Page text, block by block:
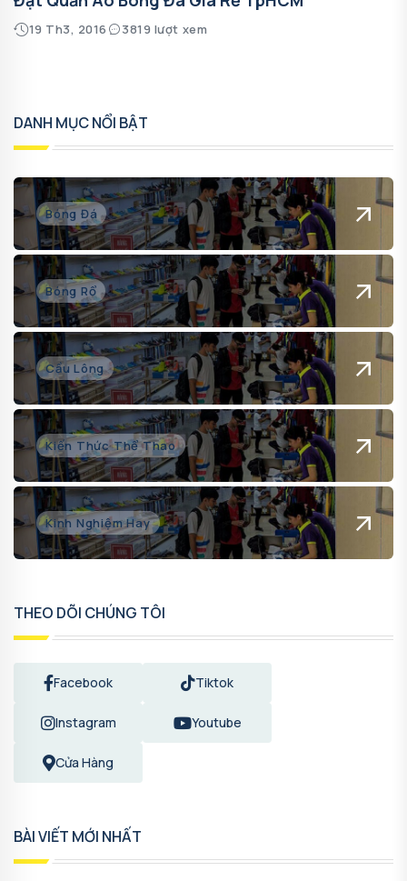
19 Th3, 2016 3819 lượt xem
DANH MỤC NỔI BẬT
Bóng Đá
Bóng Rổ
Cầu Lông
Kiến Thức Thể Thao
Kinh Nghiệm Hay
THEO DÕI CHÚNG TÔI
Facebook Tiktok
Instagram Youtube
Cửa Hàng
BÀI VIẾT MỚI NHẤT